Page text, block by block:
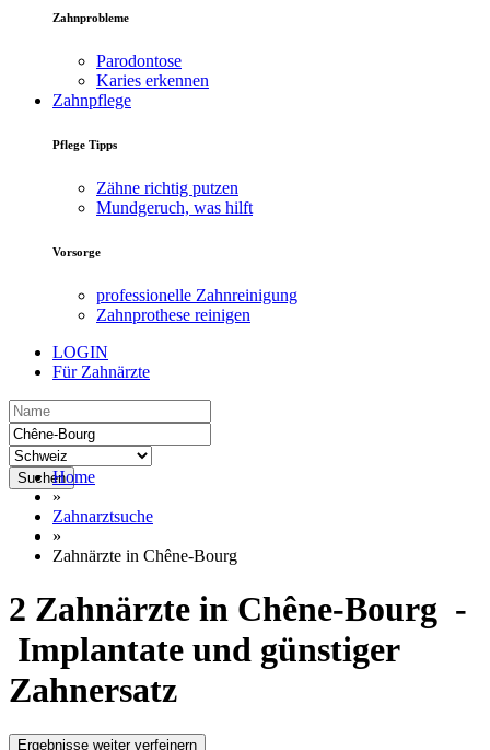
Zahnprobleme
Parodontose
Karies erkennen
Zahnpflege
Pflege Tipps
Zähne richtig putzen
Mundgeruch, was hilft
Vorsorge
professionelle Zahnreinigung
Zahnprothese reinigen
LOGIN
Für Zahnärzte
SuchenHome
»
Zahnarztsuche
»
Zahnärzte in Chêne-Bourg
2 Zahnärzte in Chêne-Bourg -
Implantate und günstiger
Zahnersatz
Ergebnisse weiter verfeinern